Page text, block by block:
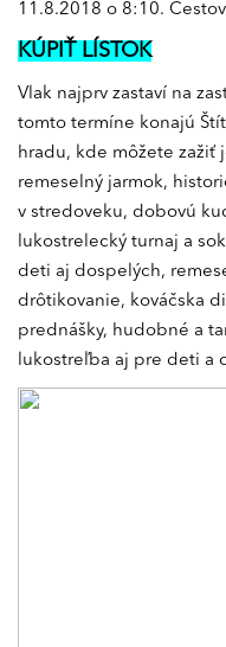
11.8.2018 o 8:10.
KÚPIŤ LÍSTOK
Vlak najprv zastaví na
tomto termíne konajú
hradu, kde môžete zažiť
remeselný jarmok,
v stredoveku, dobovú
lukostrelecký turnaj a
deti aj dospelých,
drôtikovanie, kováčska
prednášky, hudobné a
lukostreľba aj pre deti a